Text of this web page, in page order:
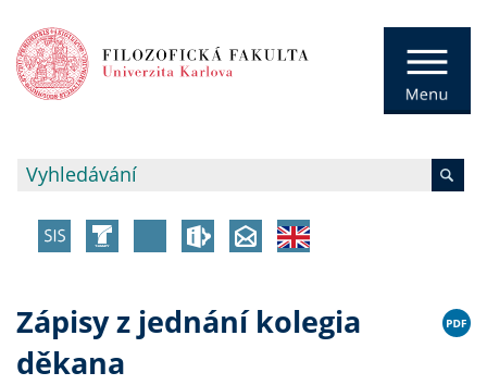
Zápisy z jednání kolegia
děkana